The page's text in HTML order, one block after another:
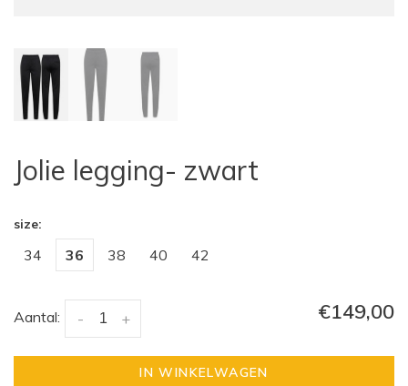
Jolie legging- zwart
size:
34 36 38 40 42
Aantal: +
- €149,00
IN WINKELWAGEN